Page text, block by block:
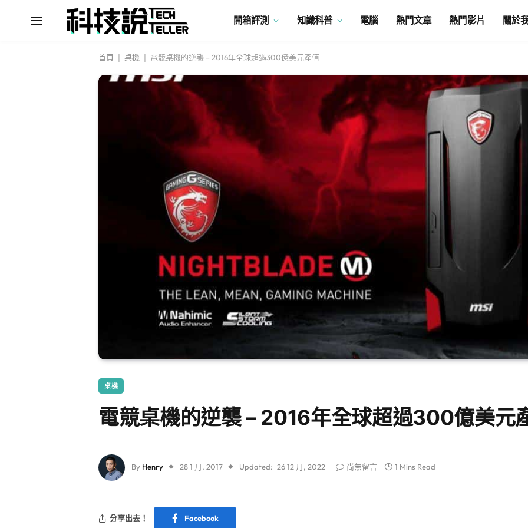
開箱評測 知識科普 電腦 熱門文章 熱門影片 關於
首頁 桌機 電競桌機的逆襲 – 2016年全球超過300億美元產值
桌機
電競桌機的逆襲 – 2016年全球超過300億美元
By Henry 28 1 月, 2017 Updated: 26 12 月, 2022 尚無留言 1 Mins Read
分享出去！ Facebook